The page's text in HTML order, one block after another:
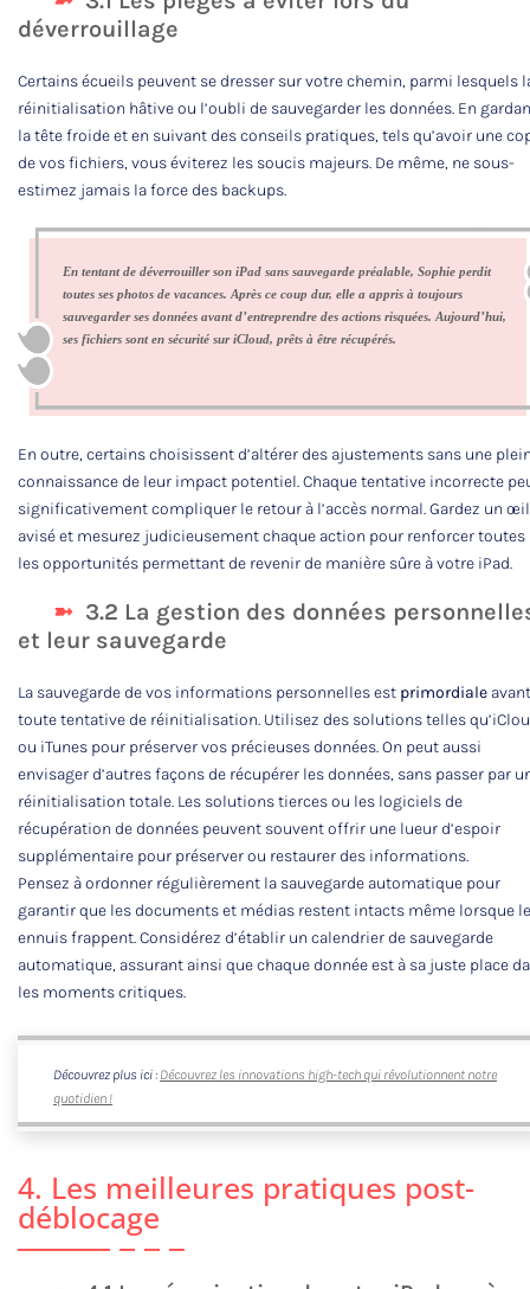
déverrouillage
Certains écueils peuvent se dresser sur votre chemin, parmi lesquels
réinitialisation hâtive ou l’oubli de sauvegarder les données. En
la tête froide et en suivant des conseils pratiques, tels qu’avoir une
de vos fichiers, vous éviterez les soucis majeurs. De même, ne sous-
estimez jamais la force des backups.
En tentant de déverrouiller son iPad sans sauvegarde préalable, Sophie perdit
toutes ses photos de vacances. Après ce coup dur, elle a appris à toujours
sauvegarder ses données avant d’entreprendre des actions risquées. Aujourd’hui,
ses fichiers sont en sécurité sur iCloud, prêts à être récupérés.
En outre, certains choisissent d’altérer des ajustements sans une
connaissance de leur impact potentiel. Chaque tentative incorrecte
significativement compliquer le retour à l’accès normal. Gardez un œil
avisé et mesurez judicieusement chaque action pour renforcer toutes
les opportunités permettant de revenir de manière sûre à votre iPad.
3.2 La gestion des données
et leur sauvegarde
La sauvegarde de vos informations personnelles est primordiale avant
toute tentative de réinitialisation. Utilisez des solutions telles
ou iTunes pour préserver vos précieuses données. On peut aussi
envisager d’autres façons de récupérer les données, sans passer par
réinitialisation totale. Les solutions tierces ou les logiciels de
récupération de données peuvent souvent offrir une lueur d’espoir
supplémentaire pour préserver ou restaurer des informations.
Pensez à ordonner régulièrement la sauvegarde automatique pour
garantir que les documents et médias restent intacts même lorsque
ennuis frappent. Considérez d’établir un calendrier de sauvegarde
automatique, assurant ainsi que chaque donnée est à sa juste place
les moments critiques.
Découvrez plus ici : Découvrez les innovations high-tech qui révolutionnent notre
quotidien !
4. Les meilleures pratiques post-
déblocage